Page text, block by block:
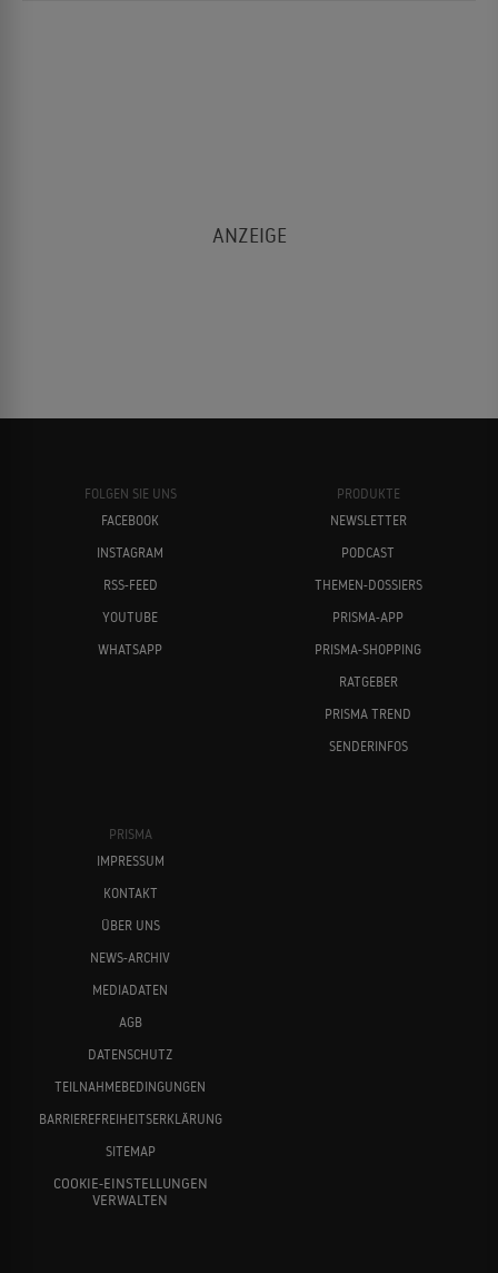
FOLGEN SIE UNS
FACEBOOK
INSTAGRAM
RSS-FEED
YOUTUBE
WHATSAPP
PRODUKTE
NEWSLETTER
PODCAST
THEMEN-DOSSIERS
PRISMA-APP
PRISMA-SHOPPING
RATGEBER
PRISMA TREND
SENDERINFOS
PRISMA
IMPRESSUM
KONTAKT
ÜBER UNS
NEWS-ARCHIV
MEDIADATEN
AGB
DATENSCHUTZ
TEILNAHMEBEDINGUNGEN
BARRIEREFREIHEITSERKLÄRUNG
SITEMAP
COOKIE-EINSTELLUNGEN
VERWALTEN